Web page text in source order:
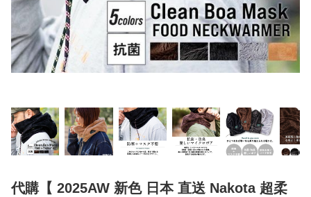
代購【 2025AW 新色 日本 直送 Nakota 超柔